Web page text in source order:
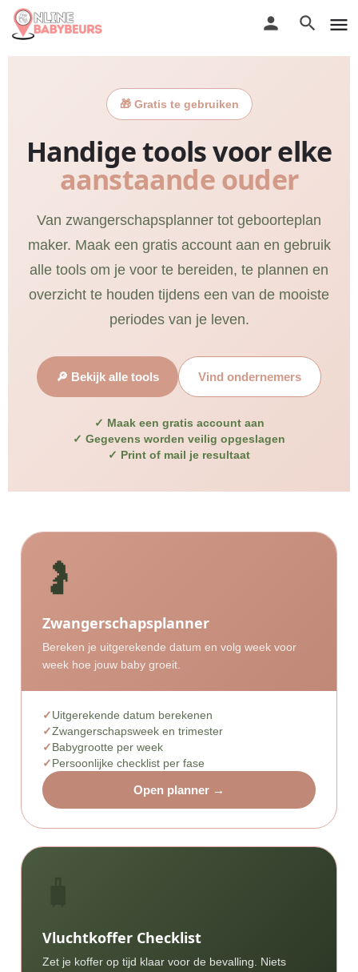
🎁 Gratis te gebruiken
Handige tools voor elke
aanstaande ouder
Van zwangerschapsplanner tot geboorteplan
maker. Maak een gratis account aan en gebruik
alle tools om je voor te bereiden, te plannen en
overzicht te houden tijdens een van de mooiste
periodes van je leven.
🔎 Bekijk alle tools Vind ondernemers
✓ Maak een gratis account aan
✓ Gegevens worden veilig opgeslagen
✓ Print of mail je resultaat
🤰
Zwangerschapsplanner
Bereken je uitgerekende datum en volg week voor
week hoe jouw baby groeit.
Uitgerekende datum berekenen
Zwangerschapsweek en trimester
Babygrootte per week
Persoonlijke checklist per fase
Open planner →
Vluchtkoffer Checklist
Zet je koffer op tijd klaar voor de bevalling. Niets